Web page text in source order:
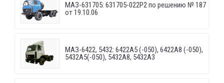
МАЗ-631705: 631705-022P2 по решению № 187
от 19.10.06
МАЗ-6422, 5432: 6422A5 (-050), 6422A8 (-050),
5432A5(-050), 5432A8, 5432A3